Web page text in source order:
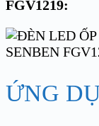
FGV1219:
ỨNG